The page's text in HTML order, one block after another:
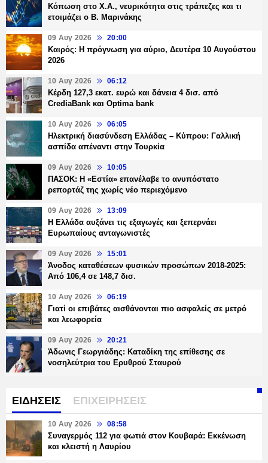
Κόπωση στο Χ.Α., νευρικότητα στις τράπεζες και τι
ετοιμάζει ο Β. Μαρινάκης
09 Αυγ 2026 20:00
Καιρός: Η πρόγνωση για αύριο, Δευτέρα 10 Αυγούστου
2026
10 Αυγ 2026 06:12
Κέρδη 127,3 εκατ. ευρώ και δάνεια 4 δισ. από
CrediaBank και Optima bank
10 Αυγ 2026 06:05
Ηλεκτρική διασύνδεση Ελλάδας – Κύπρου: Γαλλική
ασπίδα απέναντι στην Τουρκία
09 Αυγ 2026 10:05
ΠΑΣΟΚ: Η «Εστία» επανέλαβε το ανυπόστατο
ρεπορτάζ της χωρίς νέο περιεχόμενο
09 Αυγ 2026 13:09
Η Ελλάδα αυξάνει τις εξαγωγές και ξεπερνάει
Ευρωπαίους ανταγωνιστές
09 Αυγ 2026 15:01
Άνοδος καταθέσεων φυσικών προσώπων 2018-2025:
Από 106,4 σε 148,7 δισ.
10 Αυγ 2026 06:19
Γιατί οι επιβάτες αισθάνονται πιο ασφαλείς σε μετρό
και λεωφορεία
09 Αυγ 2026 20:21
Άδωνις Γεωργιάδης: Καταδίκη της επίθεσης σε
νοσηλεύτρια του Ερυθρού Σταυρού
ΕΙΔΗΣΕΙΣ ΕΠΙΧΕΙΡΗΣΕΙΣ
10 Αυγ 2026 08:58
Συναγερμός 112 για φωτιά στον Κουβαρά: Εκκένωση
και κλειστή η Λαυρίου